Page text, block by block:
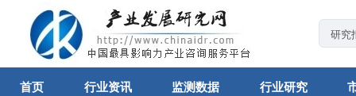
首页 行业资讯 监测数据 行业研究